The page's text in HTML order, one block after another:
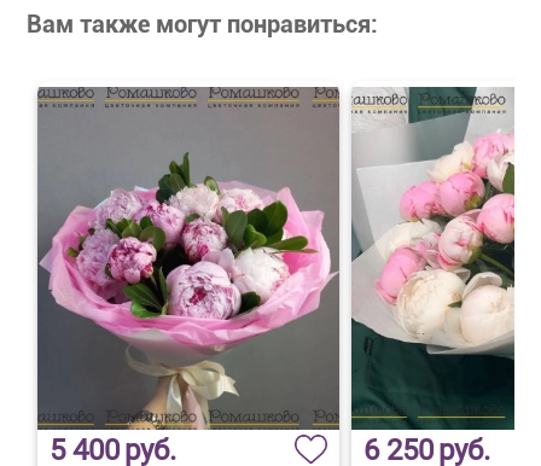
Вам также могут понравиться:
5 400руб. 6 250руб.